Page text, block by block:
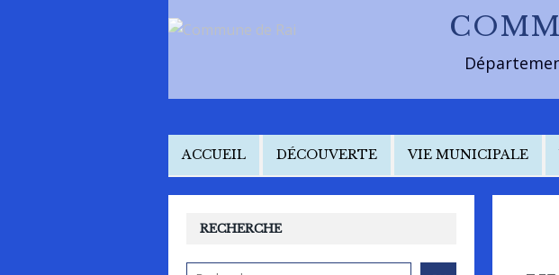
ACCUEIL DÉCOUVERTE VIE MUNICIPALE
RECHERCHE